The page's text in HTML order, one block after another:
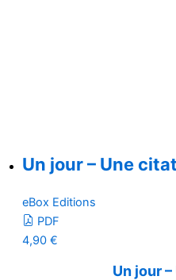
Un jour – Une
eBox Editions
PDF
4,90 €
Un jour